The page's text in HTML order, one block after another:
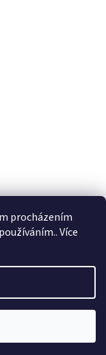
procházením
Více
. Všechna práva